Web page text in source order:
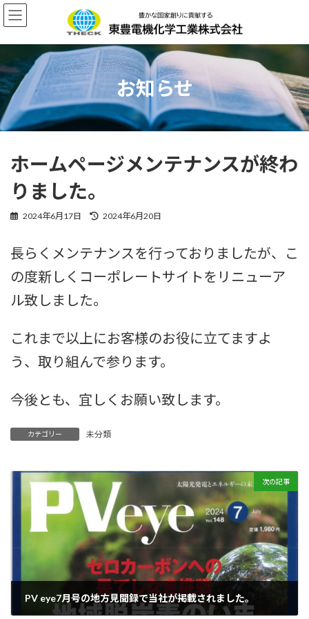
コ
ン
ン
ツ
へ
ス
キ
ッ
プ
ナ
ビ
ー
シ
ョ
ン
に
移
動
お知らせ
ホームページメンテナンスが終わ
りました。
2024年6月17日
最
新
時
2024年6月20日
長らくメンテナンスを行っておりましたが、こ
の度新しくコーポレートサイトをリニューア
ル致しました。
これまで以上にお客様のお役に立てますよ
う、取り組んで参ります。
今後とも、宜しくお願い致します。
カテゴリー 未分類
次の記事
PV eye7月号の地方見聞録で当社が掲載されました。